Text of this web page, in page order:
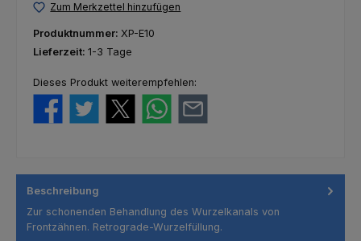
Zum Merkzettel hinzufügen
Produktnummer: XP-E10
Lieferzeit: 1-3 Tage
Dieses Produkt weiterempfehlen:
Beschreibung
Zur schonenden Behandlung des Wurzelkanals von
Frontzähnen. Retrograde-Wurzelfüllung.